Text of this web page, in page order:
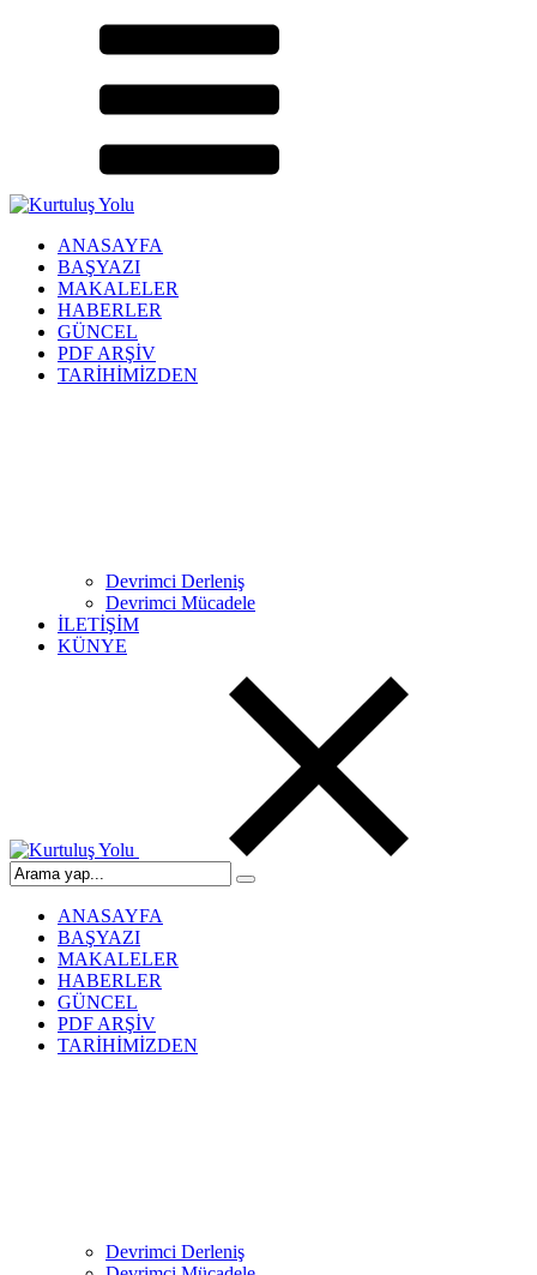
ANASAYFA
BAŞYAZI
MAKALELER
HABERLER
GÜNCEL
PDF ARŞİV
TARİHİMİZDEN
Devrimci Derleniş
Devrimci Mücadele
İLETİŞİM
KÜNYE
ANASAYFA
BAŞYAZI
MAKALELER
HABERLER
GÜNCEL
PDF ARŞİV
TARİHİMİZDEN
Devrimci Derleniş